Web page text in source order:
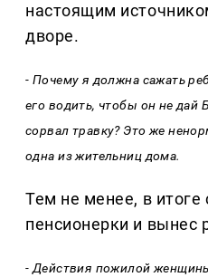
настоящим
дворе.
- Почему я должна сажать
его водить, чтобы он не дай
сорвал травку? Это же
одна из жительниц дома.
Тем не менее, в итоге
пенсионерки и вынес
- Действия пожилой